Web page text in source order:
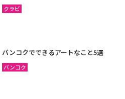
クラビ
バンコクでできるアートなこと5選
バンコク